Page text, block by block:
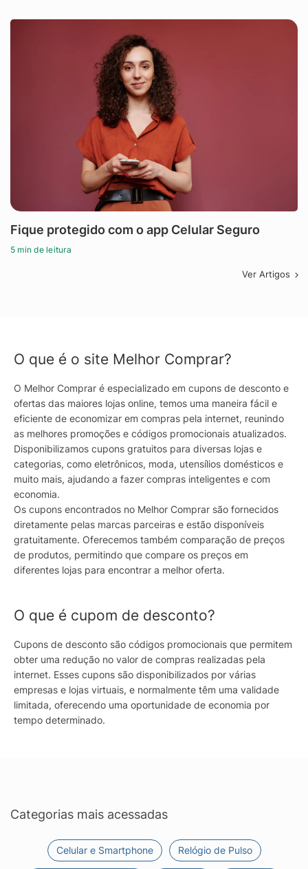
Fique protegido com o app Celular Seguro
5 min de leitura
Ver Artigos
O que é o site Melhor Comprar?
O Melhor Comprar é especializado em cupons de desconto e
ofertas das maiores lojas online, temos uma maneira fácil e
eficiente de economizar em compras pela internet, reunindo
as melhores promoções e códigos promocionais atualizados.
Disponibilizamos cupons gratuitos para diversas lojas e
categorias, como eletrônicos, moda, utensílios domésticos e
muito mais, ajudando a fazer compras inteligentes e com
economia.
Os cupons encontrados no Melhor Comprar são fornecidos
diretamente pelas marcas parceiras e estão disponíveis
gratuitamente. Oferecemos também comparação de preços
de produtos, permitindo que compare os preços em
diferentes lojas para encontrar a melhor oferta.
O que é cupom de desconto?
Cupons de desconto são códigos promocionais que permitem
obter uma redução no valor de compras realizadas pela
internet. Esses cupons são disponibilizados por várias
empresas e lojas virtuais, e normalmente têm uma validade
limitada, oferecendo uma oportunidade de economia por
tempo determinado.
Categorias mais acessadas
Celular e Smartphone Relógio de Pulso